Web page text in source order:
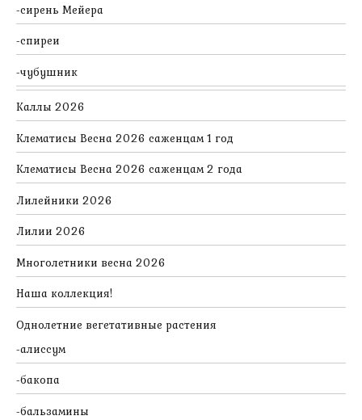
сирень Мейера
спиреи
чубушник
Каллы 2026
Клематисы Весна 2026 саженцам 1 год
Клематисы Весна 2026 саженцам 2 года
Лилейники 2026
Лилии 2026
Многолетники весна 2026
Наша коллекция!
Однолетние вегетативные растения
алиссум
бакопа
бальзамины